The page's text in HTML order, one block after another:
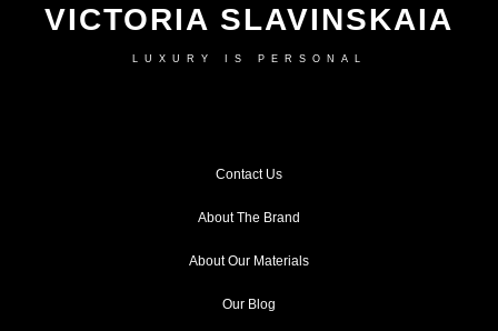
VICTORIA SLAVINSKAIA
LUXURY IS PERSONAL
Contact Us
About The Brand
About Our Materials
Our Blog